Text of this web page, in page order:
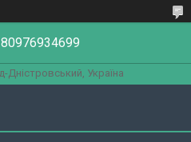
Дністровський, Україна